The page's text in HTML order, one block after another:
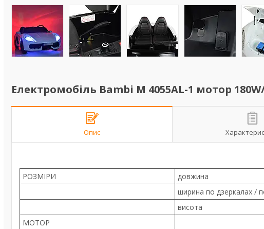
Електромобіль Bambi M 4055AL-1 мотор
Опис
РОЗМІРИ довжина
ширина по дзеркалах /
висота
МОТОР